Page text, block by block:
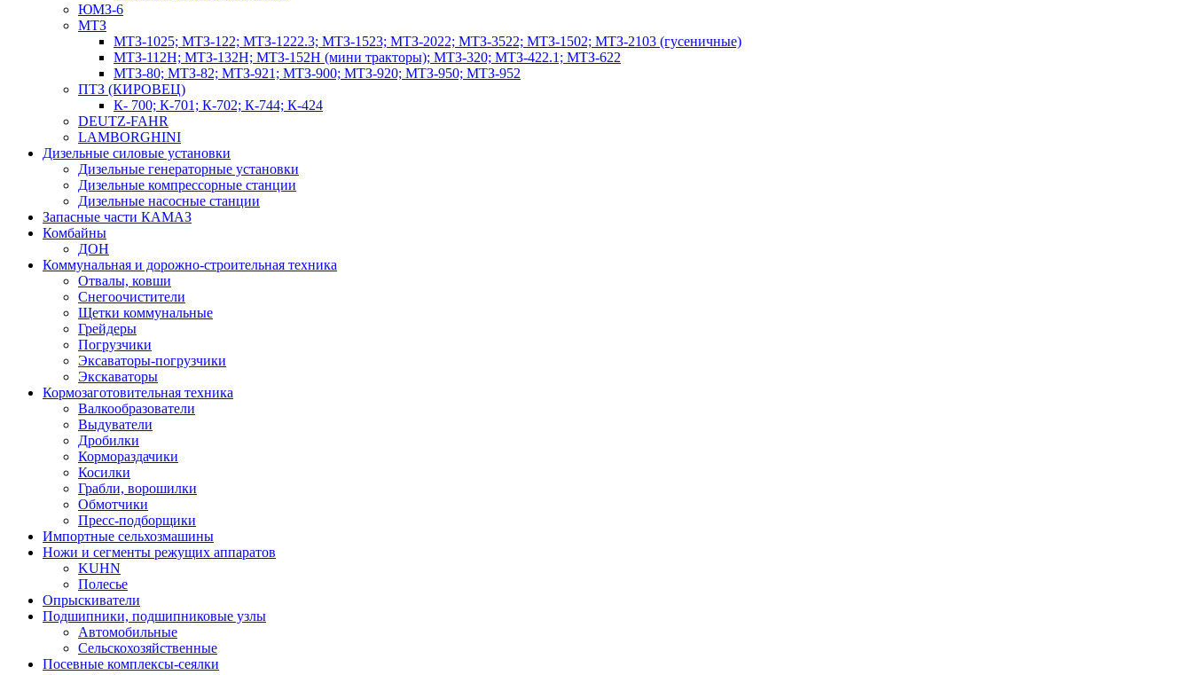
ЮМЗ-6
МТЗ
МТЗ-1025; МТЗ-122; МТЗ-1222.3; МТЗ-1523; МТЗ-2022; МТЗ-3522; МТЗ-1502; МТЗ-2103 (гусеничные)
МТЗ-112Н; МТЗ-132Н; МТЗ-152Н (мини тракторы); МТЗ-320; МТЗ-422.1; МТЗ-622
МТЗ-80; МТЗ-82; МТЗ-921; МТЗ-900; МТЗ-920; МТЗ-950; МТЗ-952
ПТЗ (КИРОВЕЦ)
К- 700; К-701; К-702; К-744; К-424
DEUTZ-FAHR
LAMBORGHINI
Дизельные силовые установки
Дизельные генераторные установки
Дизельные компрессорные станции
Дизельные насосные станции
Запасные части КАМАЗ
Комбайны
ДОН
Коммунальная и дорожно-строительная техника
Отвалы, ковши
Снегоочистители
Щетки коммунальные
Грейдеры
Погрузчики
Эксаваторы-погрузчики
Экскаваторы
Кормозаготовительная техника
Валкообразователи
Выдуватели
Дробилки
Кормораздачики
Косилки
Грабли, ворошилки
Обмотчики
Пресс-подборщики
Импортные сельхозмашины
Ножи и сегменты режущих аппаратов
KUHN
Полесье
Опрыскиватели
Подшипники, подшипниковые узлы
Автомобильные
Сельскохозяйственные
Посевные комплексы-сеялки